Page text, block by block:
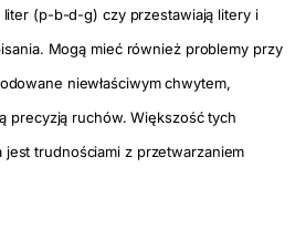
(p-b-d-g) czy przestawiają litery i
Mogą mieć również problemy przy
niewłaściwym chwytem,
precyzją ruchów. Większość tych
trudnościami z przetwarzaniem